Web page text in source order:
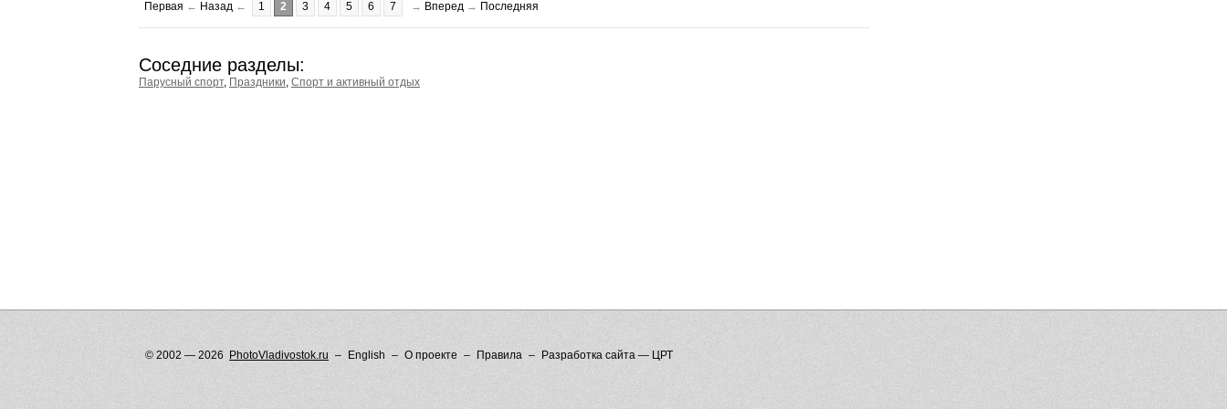
Первая ← Назад ← 1 2 3 4 5 6 7 → Вперед → Последняя
Соседние разделы:
Парусный спорт, Праздники, Спорт и активный отдых
© 2002 — 2026 PhotoVladivostok.ru English О проекте Правила Разработка сайта — ЦРТ